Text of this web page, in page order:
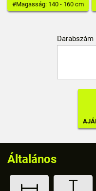
#Magasság: 140 - 160 cm
Darabszám
Általános